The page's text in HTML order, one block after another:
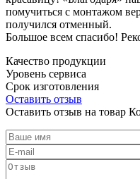
помучиться с монтажом
получился отменный.
Большое всем спасибо!
Качество продукции
Уровень сервиса
Срок изготовления
Оставить отзыв
Оставить отзыв на товар